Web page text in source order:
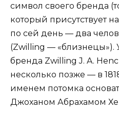
символ своего бренда
который присутствует
по сей день — два
(Zwilling — «близнецы»).
бренда Zwilling J. A.
несколько позже — в
именем потомка
Джоханом Абрахамом